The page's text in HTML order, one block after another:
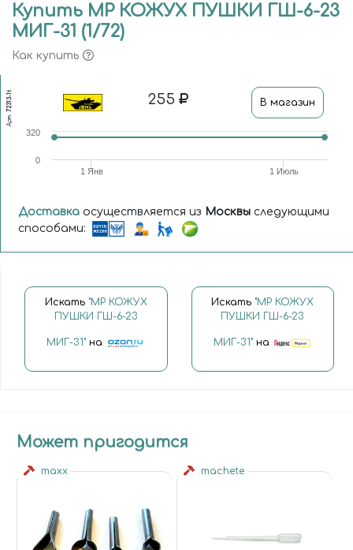
Купить MP КОЖУХ ПУШКИ ГШ-6-23
МИГ-31 (1/72)
Как купить
Арт.
72313-1t 255 В магазин
1 Янв 1 Июль
0
320
Доставка осуществляется из Москвы следующими
способами:
Искать "MP КОЖУХ
ПУШКИ ГШ-6-23
МИГ-31" на
Искать "MP КОЖУХ
ПУШКИ ГШ-6-23
МИГ-31"на
Может пригодится
maxx machete